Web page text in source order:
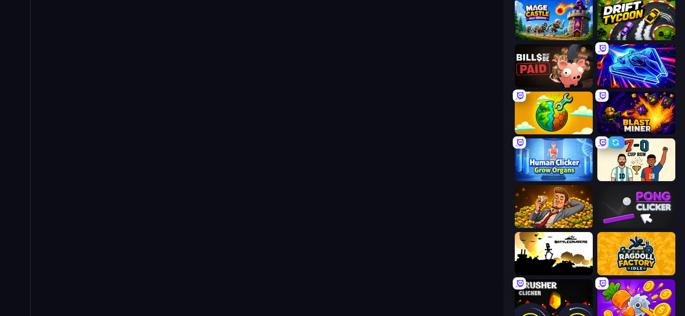
Mage Castle Idle Defense Drift Tycoon
Bills Must Be Paid Stellar Swarm
Land Explorers: Merge & Build Blast Miner
Human Clicker: Grow Organs
Idle Billionaire Tycoon Pong Clicker
Ragdoll Factory Idle